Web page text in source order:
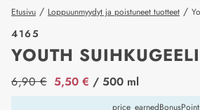
Etusivu / Loppuunmyydyt ja poistuneet tuotteet /
4165
YOUTH SUIHKUGEELI
price_label
6,90 € 5,50 € / 500 ml